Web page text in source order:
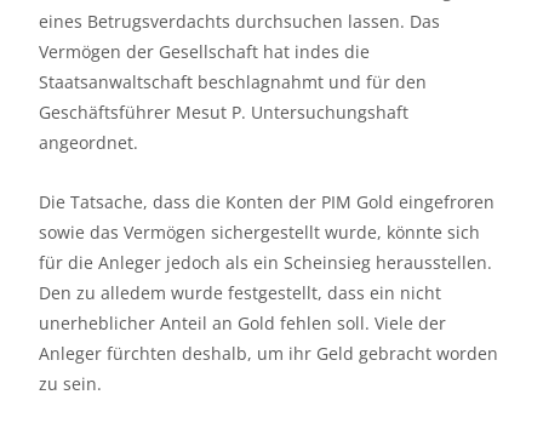
eines Betrugsverdachts durchsuchen lassen. Das
Vermögen der Gesellschaft hat indes die
Staatsanwaltschaft beschlagnahmt und für den
Geschäftsführer Mesut P. Untersuchungshaft
angeordnet.
Die Tatsache, dass die Konten der PIM Gold eingefroren
sowie das Vermögen sichergestellt wurde, könnte sich
für die Anleger jedoch als ein Scheinsieg herausstellen.
Den zu alledem wurde festgestellt, dass ein nicht
unerheblicher Anteil an Gold fehlen soll. Viele der
Anleger fürchten deshalb, um ihr Geld gebracht worden
zu sein.